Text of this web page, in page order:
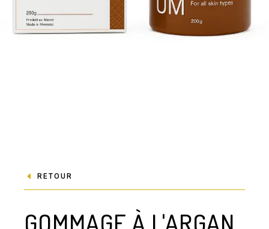
RETOUR
GOMMAGE À L'ARGAN